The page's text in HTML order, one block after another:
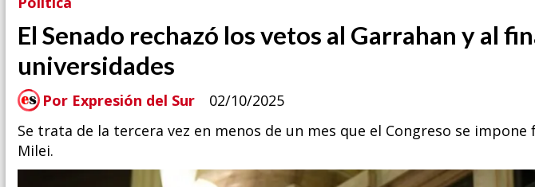
El Senado rechazó los vetos al Garrahan y al
universidades
Se trata de la tercera vez en menos de un mes que el Congreso se
Milei.
02/10/2025
Por Expresión del Sur